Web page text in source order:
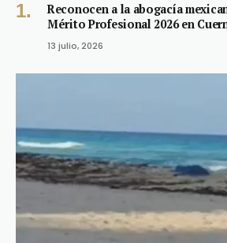
Reconocen a la abogacía
Mérito Profesional 2026 en
13 julio, 2026